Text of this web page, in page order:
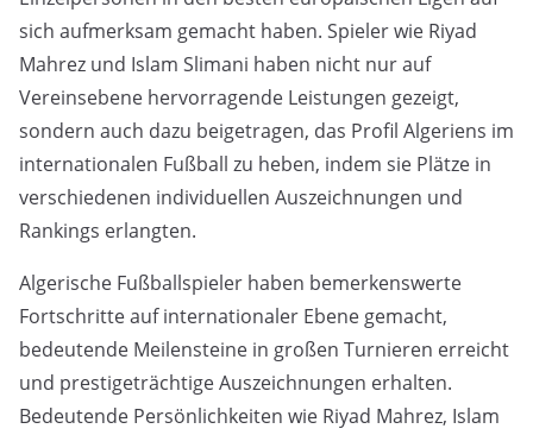
sich aufmerksam gemacht haben. Spieler wie Riyad
Mahrez und Islam Slimani haben nicht nur auf
Vereinsebene hervorragende Leistungen gezeigt,
sondern auch dazu beigetragen, das Profil Algeriens im
internationalen Fußball zu heben, indem sie Plätze in
verschiedenen individuellen Auszeichnungen und
Rankings erlangten.
Algerische Fußballspieler haben bemerkenswerte
Fortschritte auf internationaler Ebene gemacht,
bedeutende Meilensteine in großen Turnieren erreicht
und prestigeträchtige Auszeichnungen erhalten.
Bedeutende Persönlichkeiten wie Riyad Mahrez, Islam